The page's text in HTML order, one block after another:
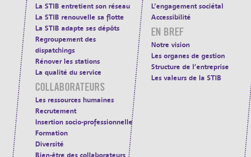
La STIB entretient son réseau
La STIB renouvelle sa flotte
La STIB adapte ses dépôts
Regroupement des
dispatchings
Rénover les stations
La qualité du service
COLLABORATEURS
Les ressources humaines
Recrutement
Insertion socio-professionnelle
Formation
Diversité
Bien-être des collaborateurs
L’engagement sociétal
Accessibilité
EN BREF
Notre vision
Les organes de gestion
Structure de l’entreprise
Les valeurs de la STIB